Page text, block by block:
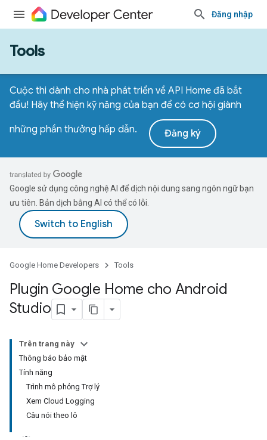
Đăng nhập
Tools
Cuộc thi dành cho nhà phát triển về API Home đã bắt
đầu! Hãy thể hiện kỹ năng của bạn để có cơ hội giành
những phần thưởng hấp dẫn. Đăng ký
Google sử dụng công nghệ AI để dịch nội dung sang ngôn ngữ bạn
ưu tiên. Bản dịch bằng AI có thể có lỗi.
Google Home Developers Tools
Plugin Google Home cho Android
Studio
Trên trang này
Thông báo bảo mật
Tính năng
Trình mô phỏng Trợ lý
Xem Cloud Logging
Câu nói theo lô